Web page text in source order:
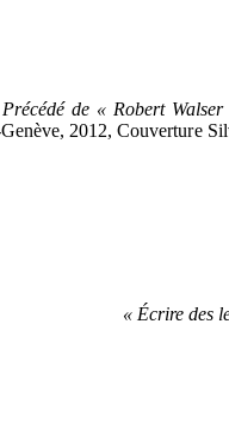
de « Robert
2012, Couverture
« Écrire des